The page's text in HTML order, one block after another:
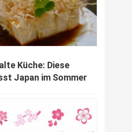
Küche: Diese
Japan im Sommer